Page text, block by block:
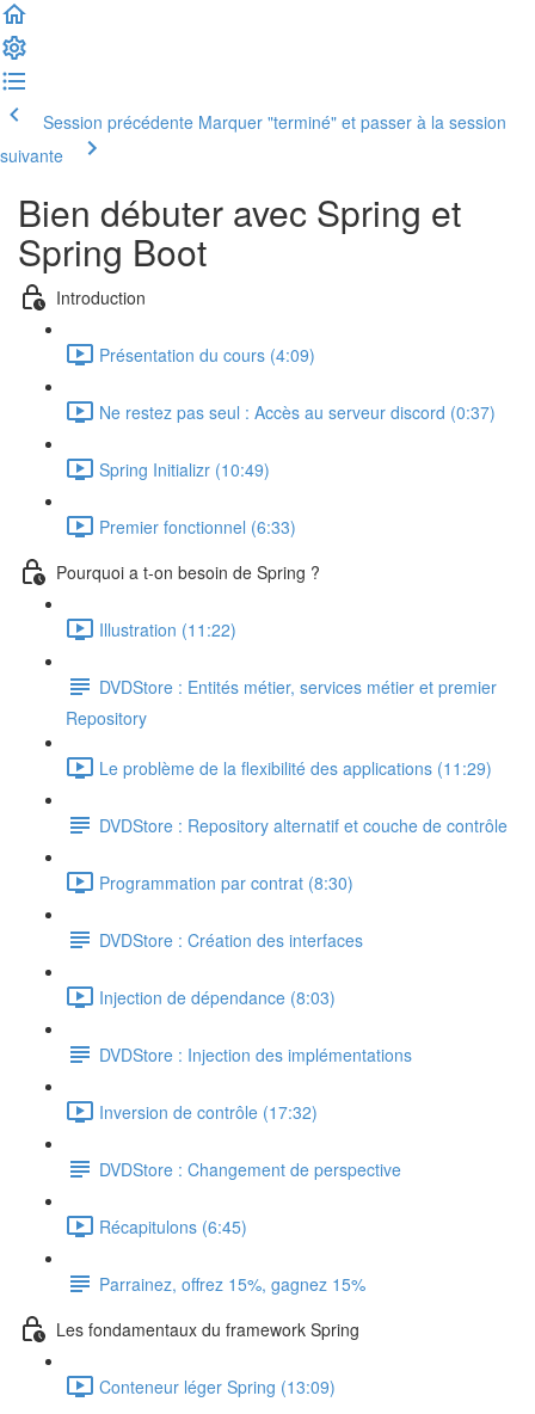
Session précédente Marquer "terminé" et passer à la session
suivante
Bien débuter avec Spring et
Spring Boot
Introduction
Présentation du cours (4:09)
Ne restez pas seul : Accès au serveur discord (0:37)
Spring Initializr (10:49)
Premier fonctionnel (6:33)
Pourquoi a t-on besoin de Spring ?
Illustration (11:22)
DVDStore : Entités métier, services métier et premier
Repository
Le problème de la flexibilité des applications (11:29)
DVDStore : Repository alternatif et couche de contrôle
Programmation par contrat (8:30)
DVDStore : Création des interfaces
Injection de dépendance (8:03)
DVDStore : Injection des implémentations
Inversion de contrôle (17:32)
DVDStore : Changement de perspective
Récapitulons (6:45)
Parrainez, offrez 15%, gagnez 15%
Les fondamentaux du framework Spring
Conteneur léger Spring (13:09)